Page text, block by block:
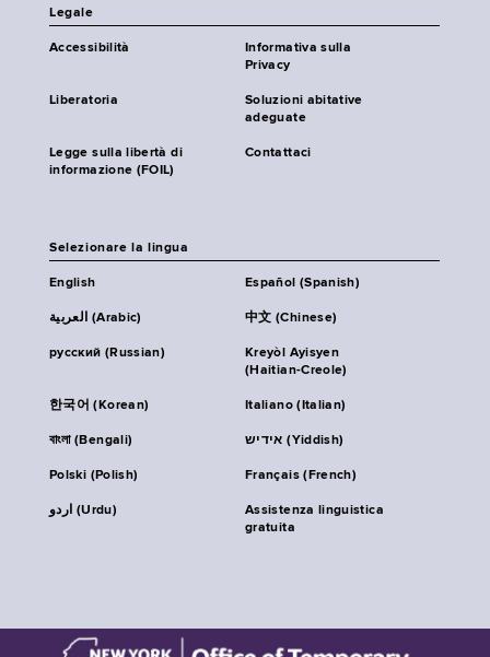
Legale
Accessibilità
Informativa sulla
Privacy
Liberatoria
Soluzioni abitative
adeguate
Legge sulla libertà di
informazione (FOIL)
Contattaci
Selezionare la lingua
English Español (Spanish)
العربية (Arabic) 中文 (Chinese)
русский (Russian)
Kreyòl Ayisyen
(Haitian-Creole)
한국어 (Korean) Italiano (Italian)
বাংলা (Bengali) אידיש (Yiddish)
Polski (Polish) Français (French)
اردو (Urdu)
Assistenza linguistica
gratuita